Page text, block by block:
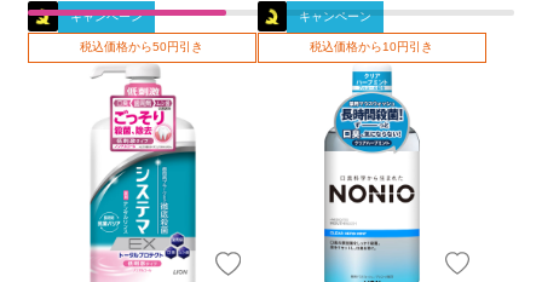
キャンペーン
税込価格から50円引き
キャンペーン
税込価格から10円引き